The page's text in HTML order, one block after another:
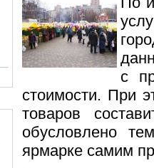
с
стоимости. При
товаров
обусловлено
ярмарке самим